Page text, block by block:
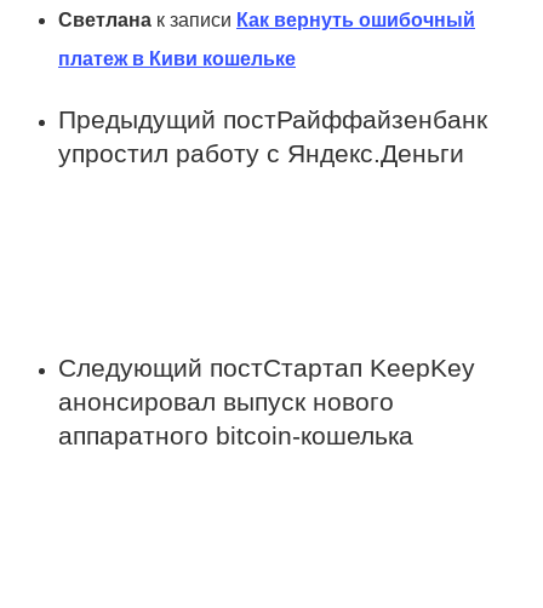
Светлана к записи Как вернуть ошибочный
платеж в Киви кошельке
Предыдущий постРайффайзенбанк
упростил работу с Яндекс.Деньги
Следующий постСтартап KeepKey
анонсировал выпуск нового
аппаратного bitcoin-кошелька